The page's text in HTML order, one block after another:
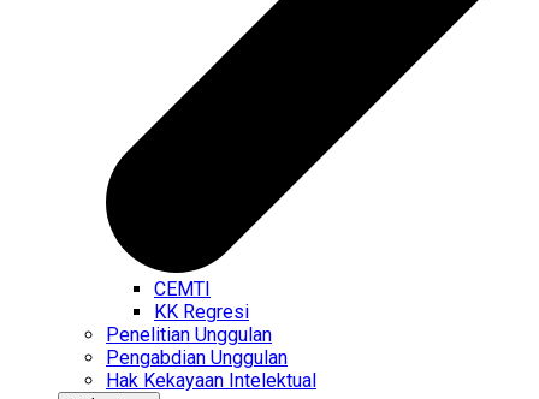
CEMTI
KK Regresi
Penelitian Unggulan
Pengabdian Unggulan
Hak Kekayaan Intelektual